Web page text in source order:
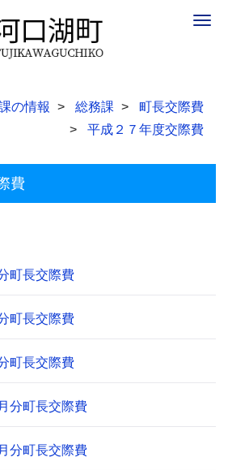
の情報 総務課
町長交際費
平成２７年度交際費
費
町長交際費
町長交際費
町長交際費
分町長交際費
分町長交際費